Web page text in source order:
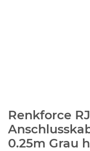
Renkforce
0.25m Grau